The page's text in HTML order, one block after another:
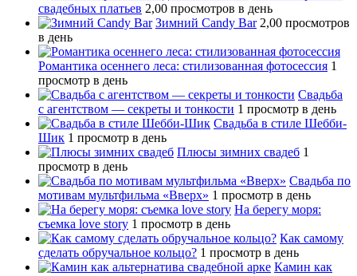
свадебных платьев 2,00 просмотров в день
Зимний Candy Bar 2,00 просмотров
в день
Романтика осеннего леса: стилизованная фотосессия 1
просмотр в день
Свадьба
с агентством — секреты и тонкости 1 просмотр в день
Свадьба в стиле Шебби-
Шик 1 просмотр в день
Плюсы зимних свадеб 1
просмотр в день
Свадьба по
мотивам мультфильма «Вверх» 1 просмотр в день
На берегу моря:
съемка love story 1 просмотр в день
Как самому
сделать обручальное кольцо? 1 просмотр в день
Камин как